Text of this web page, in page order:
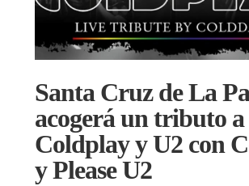
Santa Cruz de La
acogerá un tributo a
Coldplay y U2 con
y Please U2